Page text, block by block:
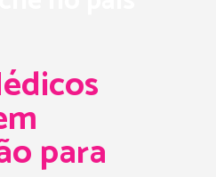
para